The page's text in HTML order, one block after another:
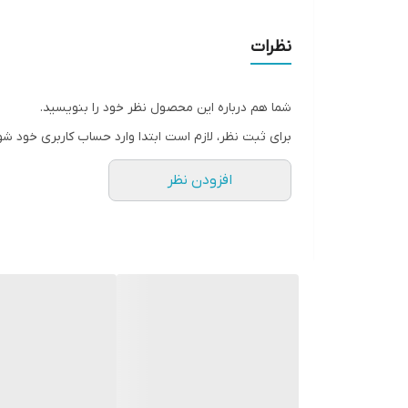
نظرات
شما هم درباره این محصول نظر خود را بنویسید.
برای ثبت نظر، لازم است ابتدا وارد حساب کاربری خود
افزودن نظر